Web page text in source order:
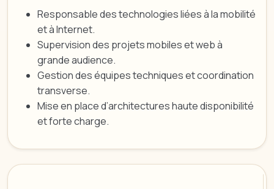
Responsable des technologies liées à la mobilité
et à Internet.
Supervision des projets mobiles et web à
grande audience.
Gestion des équipes techniques et coordination
transverse.
Mise en place d’architectures haute disponibilité
et forte charge.